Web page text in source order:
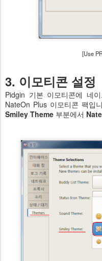
[Use
3. 이모티콘 설정
Pidgin 기본 이모티콘에 네
NateOn Plus 이모티콘 팩입
Smiley Theme 부분에서